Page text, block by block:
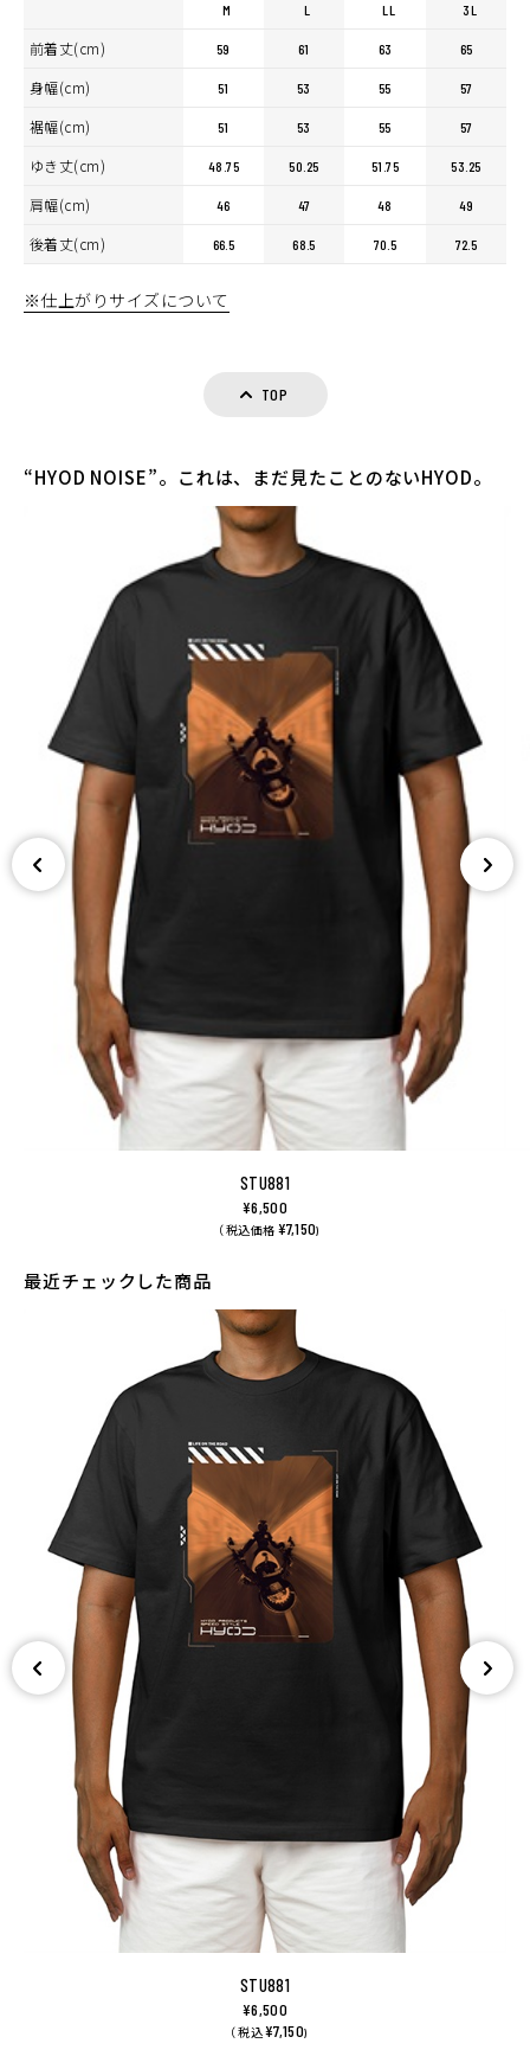
M L LL 3L
前着丈(cm) 59 61 63 65
身幅(cm) 51 53 55 57
裾幅(cm) 51 53 55 57
ゆき丈(cm) 48.75 50.25 51.75 53.25
肩幅(cm) 46 47 48 49
後着丈(cm) 66.5 68.5 70.5 72.5
※仕上がりサイズについて
TOP
“HYOD NOISE”。これは、まだ見たことのないHYOD。
STU881
¥6,500
（ 税込価格 ¥7,150)
最近チェックした商品
STU881
¥6,500
（ 税込¥7,150)